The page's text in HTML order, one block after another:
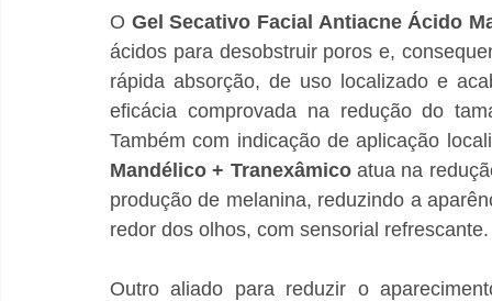
O Gel Secativo Facial Antiacne Ácido
ácidos para desobstruir poros e,
rápida absorção, de uso localizado e
eficácia comprovada na redução do
Também com indicação de aplicação
Mandélico + Tranexâmico atua na
produção de melanina, reduzindo a
redor dos olhos, com sensorial
Outro aliado para reduzir o